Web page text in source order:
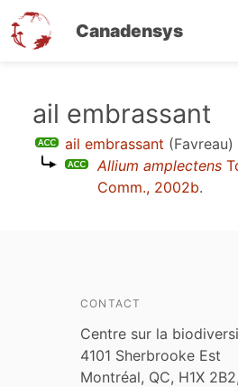
Canadensys
contenu
principal
ail embrassant
ail embrassant (Favreau)
Allium amplectens
Comm., 2002b.
CONTACT
Centre sur la
4101 Sherbrooke Est
Montréal, QC, H1X